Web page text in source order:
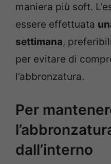
maniera più soft.
essere effettuata
settimana,
per evitare di
l’abbronzatura.
Per
dall’interno